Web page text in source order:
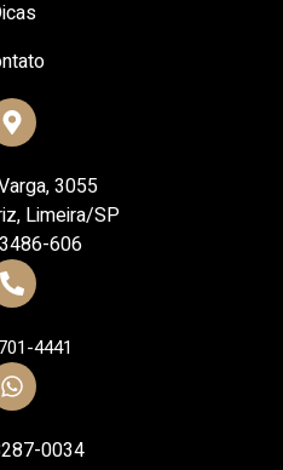
3055
Limeira/SP
606
4441
0034